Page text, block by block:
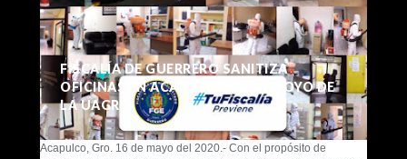
FISCALÍA DE GUERRERO SANITIZA
OFICINAS EN ACAPULCO CON APOYO DE
LA UAGRO
Acapulco, Gro. 16 de mayo del 2020.- Con el propósito de